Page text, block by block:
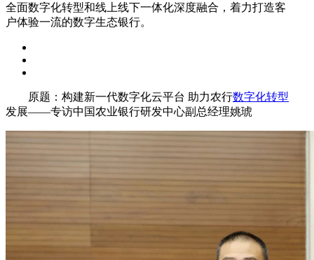
全面数字化转型和线上线下一体化深度融合，着力打造客
户体验一流的数字生态银行。
原题：构建新一代数字化云平台 助力农行数字化转型
发展——专访中国农业银行研发中心副总经理姚琥